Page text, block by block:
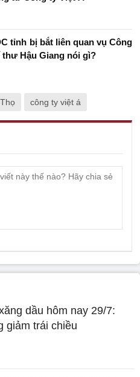
tỉnh bị bắt liên quan vụ Công
Hậu Giang nói gì?
công ty việt á
dầu hôm nay 29/7:
giảm trái chiều